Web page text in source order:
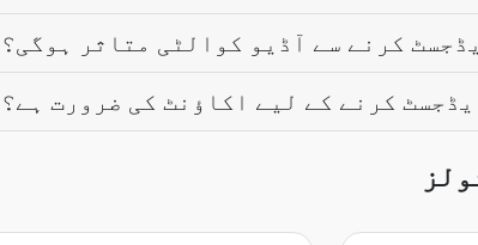
کرنے سے آڈیو کوالٹی متاثر ہوگی؟
کرنے کے لیے اکاؤنٹ کی ضرورت ہے؟